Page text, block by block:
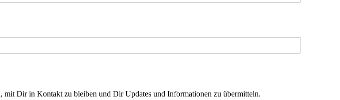
Dir in Kontakt zu bleiben und Dir Updates und Informationen zu übermitteln.